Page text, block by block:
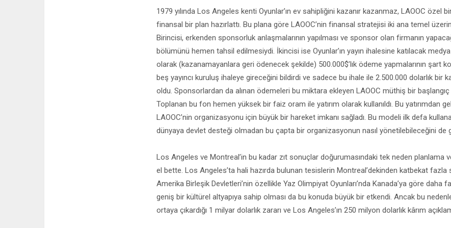
1979 yılında Los Angeles kenti Oyunlar’ın ev sahipliğini kazanır kazanmaz, LAOOC özel
finansal bir plan hazırlattı. Bu plana göre LAOOC’nin finansal stratejisi iki ana temel
Birincisi, erkenden sponsorluk anlaşmalarının yapılması ve sponsor olan firmanın
bölümünü hemen tahsil edilmesiydi. İkincisi ise Oyunlar’ın yayın ihalesine katılacak
olarak (kazanamayanlara geri ödenecek şekilde) 500.000$’lık ödeme yapmalarının şart
beş yayıncı kuruluş ihaleye gireceğini bildirdi ve sadece bu ihale ile 2.500.000 dolarlık bir
oldu. Sponsorlardan da alınan ödemeleri bu miktara ekleyen LAOOC müthiş bir
Toplanan bu fon hemen yüksek bir faiz oram ile yatırım olarak kullanıldı. Bu yatırımdan
LAOOC’nin organizasyonu için büyük bir hareket imkanı sağladı. Bu modeli ilk defa
dünyaya devlet desteği olmadan bu çapta bir organizasyonun nasıl yönetilebileceğini de
Los Angeles ve Montreal’in bu kadar zıt sonuçlar doğurumasındaki tek neden planlama
el bette. Los Angeles’ta hali hazırda bulunan tesislerin Montreal’dekinden katbekat fazla
Amerika Birleşik Devletleri’nin özellikle Yaz Olimpiyat Oyunları’nda Kanada’ya göre daha
geniş bir kültürel altyapıya sahip olması da bu konuda büyük bir etkendi. Ancak bu
ortaya çıkardığı 1 milyar dolarlık zararı ve Los Angeles’ın 250 milyon dolarlık kârım